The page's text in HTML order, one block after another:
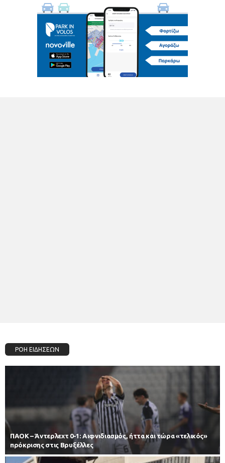
ΡΟΗ ΕΙΔΗΣΕΩΝ
ΠΑΟΚ – Άντερλεχτ 0-1: Αιφνιδιασμός, ήττα και τώρα «τελικός»
πρόκρισης στις Βρυξέλλες